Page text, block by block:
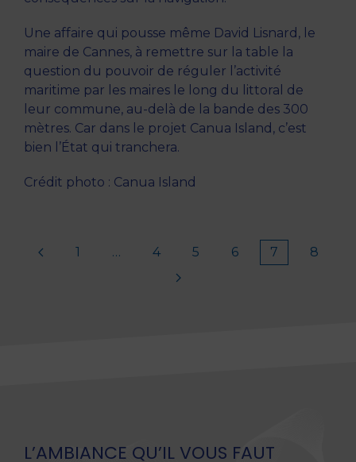
Une affaire qui pousse même David Lisnard, le
maire de Cannes, à remettre sur la table la
question du pouvoir de réguler l’activité
maritime par les maires le long du littoral de
leur commune, au-delà de la bande des 300
mètres. Car dans le projet Canua Island, c’est
bien l’État qui tranchera.
Crédit photo : Canua Island
1 … 4 5 6 7 8
L’AMBIANCE QU’IL VOUS FAUT